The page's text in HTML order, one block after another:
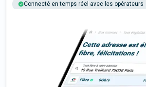
Connecté en temps réel avec les opérateurs